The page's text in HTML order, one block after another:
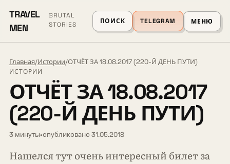
TRAVEL
MEN
BRUTAL
STORIES
ПОИСК TELEGRAM МЕНЮ
Главная/Истории/ОТЧЁТ ЗА 18.08.2017 (220-Й ДЕНЬ ПУТИ)
ИСТОРИИ
ОТЧЁТ ЗА 18.08.2017
(220-Й ДЕНЬ ПУТИ)
3 минуты•опубликовано 31.05.2018
Нашелся тут очень интересный билет за